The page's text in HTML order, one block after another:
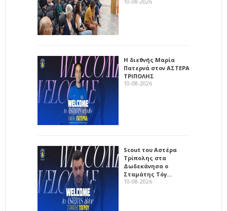
Η διεθνής Μαρία
Πατερνά στον ΑΣΤΕΡΑ
ΤΡΙΠΟΛΗΣ
10-08-2026
Scout του Αστέρα
Τρίπολης στα
Δωδεκάνησα ο
Σταμάτης Τόγ…
10-08-2026